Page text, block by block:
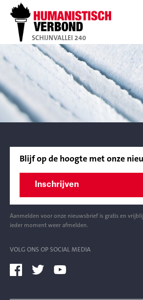
SCHIJNVALLEI 240
Blijf op de hoogte met onze
Inschrijven
Aanmelden voor onze nieuwsbrief is gratis en
ieder moment weer afmelden.
VOLG ONS OP SOCIAL MEDIA